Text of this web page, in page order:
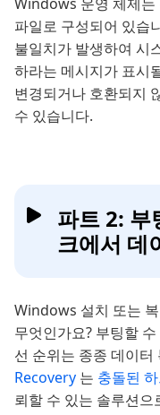
파일로 구성되어 있습
불일치가 발생하여 시
하라는 메시지가 표시
변경되거나 호환되지
수 있습니다.
파트 2: 부
크에서 데
Windows 설치 또는
무엇인가요? 부팅할
선 순위는 종종 데이터
Recovery 는 충돌된
뢰할 수 있는 솔루션